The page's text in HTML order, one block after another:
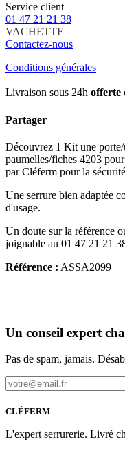
Service client
01 47 21 21 38
VACHETTE
Contactez-nous
Conditions générales
Livraison sous 24h offerte
Partager
Découvrez 1 Kit une
paumelles/fiches 4203
par Cléferm pour la
Une serrure bien adaptée
d'usage.
Un doute sur la référence
joignable au 01 47 21 21
Référence : ASSA2099
Un conseil expert
Pas de spam, jamais.
CLÉFERM
L'expert serrurerie. Livré